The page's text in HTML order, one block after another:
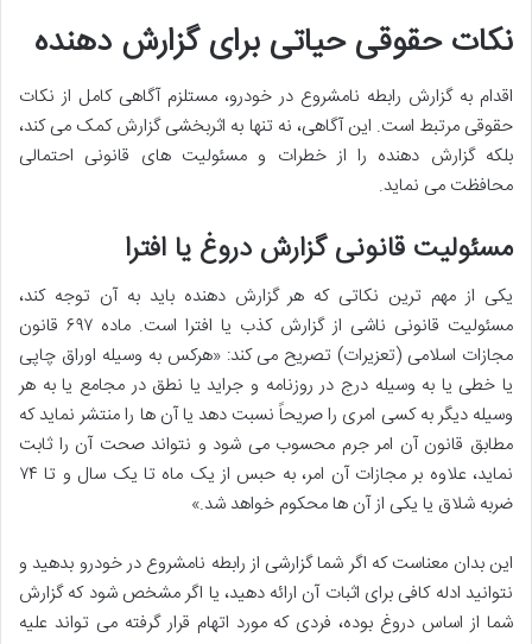
نکات حقوقی حیاتی برای گزارش دهنده
اقدام به گزارش رابطه نامشروع در خودرو، مستلزم آگاهی کامل از نکات
حقوقی مرتبط است. این آگاهی، نه تنها به اثربخشی گزارش کمک می کند،
بلکه گزارش دهنده را از خطرات و مسئولیت های قانونی احتمالی
محافظت می نماید.
مسئولیت قانونی گزارش دروغ یا افترا
یکی از مهم ترین نکاتی که هر گزارش دهنده باید به آن توجه کند،
مسئولیت قانونی ناشی از گزارش کذب یا افترا است. ماده ۶۹۷ قانون
مجازات اسلامی (تعزیرات) تصریح می کند: «هرکس به وسیله اوراق چاپی
یا خطی یا به وسیله درج در روزنامه و جراید یا نطق در مجامع یا به هر
وسیله دیگر به کسی امری را صریحاً نسبت دهد یا آن ها را منتشر نماید که
مطابق قانون آن امر جرم محسوب می شود و نتواند صحت آن را ثابت
نماید، علاوه بر مجازات آن امر، به حبس از یک ماه تا یک سال و تا ۷۴
ضربه شلاق یا یکی از آن ها محکوم خواهد شد.»
این بدان معناست که اگر شما گزارشی از رابطه نامشروع در خودرو بدهید و
نتوانید ادله کافی برای اثبات آن ارائه دهید، یا اگر مشخص شود که گزارش
شما از اساس دروغ بوده، فردی که مورد اتهام قرار گرفته می تواند علیه